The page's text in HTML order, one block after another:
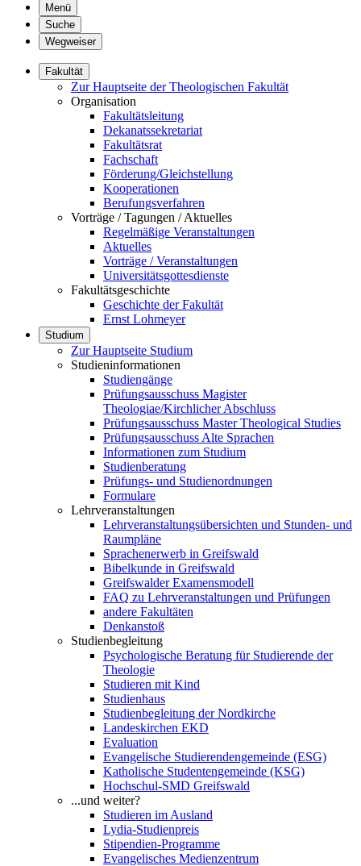
Menü
Suche
Wegweiser
Fakultät
Zur Hauptseite der Theologischen Fakultät
Organisation
Fakultätsleitung
Dekanatssekretariat
Fakultätsrat
Fachschaft
Förderung/Gleichstellung
Kooperationen
Berufungsverfahren
Vorträge / Tagungen / Aktuelles
Regelmäßige Veranstaltungen
Aktuelles
Vorträge / Veranstaltungen
Universitätsgottesdienste
Fakultätsgeschichte
Geschichte der Fakultät
Ernst Lohmeyer
Studium
Zur Hauptseite Studium
Studieninformationen
Studiengänge
Prüfungsausschuss Magister
Theologiae/Kirchlicher Abschluss
Prüfungsausschuss Master Theological Studies
Prüfungsausschuss Alte Sprachen
Informationen zum Studium
Studienberatung
Prüfungs- und Studienordnungen
Formulare
Lehrveranstaltungen
Lehrveranstaltungsübersichten und Stunden- und
Raumpläne
Sprachenerwerb in Greifswald
Bibelkunde in Greifswald
Greifswalder Examensmodell
FAQ zu Lehrveranstaltungen und Prüfungen
andere Fakultäten
Denkanstoß
Studienbegleitung
Psychologische Beratung für Studierende der
Theologie
Studieren mit Kind
Studienhaus
Studienbegleitung der Nordkirche
Landeskirchen EKD
Evaluation
Evangelische Studierendengemeinde (ESG)
Katholische Studentengemeinde (KSG)
Hochschul-SMD Greifswald
...und weiter?
Studieren im Ausland
Lydia-Studienpreis
Stipendien-Programme
Evangelisches Medienzentrum